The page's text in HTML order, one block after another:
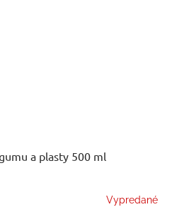
a plasty 500 ml
Vypredané